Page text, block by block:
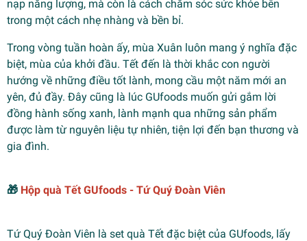
nạp năng lượng, mà còn là cách chăm sóc sức khỏe bên
trong một cách nhẹ nhàng và bền bỉ.
Trong vòng tuần hoàn ấy, mùa Xuân luôn mang ý nghĩa đặc
biệt, mùa của khởi đầu. Tết đến là thời khắc con người
hướng về những điều tốt lành, mong cầu một năm mới an
yên, đủ đầy. Đây cũng là lúc GUfoods muốn gửi gắm lời
đồng hành sống xanh, lành mạnh qua những sản phẩm
được làm từ nguyên liệu tự nhiên, tiện lợi đến bạn thương và
gia đình.
🎁 Hộp quà Tết GUfoods - Tứ Quý Đoàn Viên
Tứ Quý Đoàn Viên là set quà Tết đặc biệt của GUfoods, lấy